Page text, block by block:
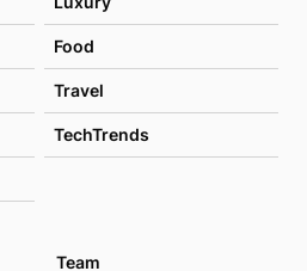
Food
Travel
TechTrends
Team